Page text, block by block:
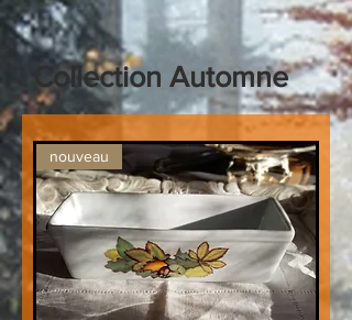
Collection Automne
nouveau